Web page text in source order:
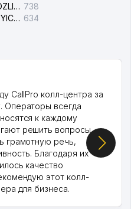
ELEKTRTARMOG'I NOSOZLIKLARINI TO'ZATISH SERGELI XIZMATI 738
FUQAROLIK ISHLARI BO'YICHA UCH-TEPA TUMANI SUDI 634
CallPro колл-центра за
Операторы всегда
к каждому
решить вопросы.
грамотную речь,
Благодаря их
качество
этот колл-
для бизнеса.